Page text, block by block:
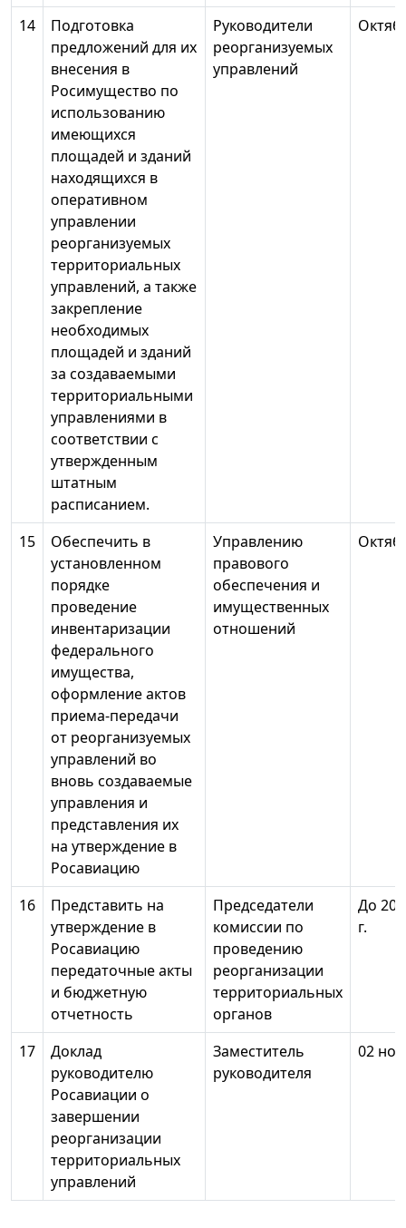
14
Подготовка
предложений для их
внесения в
Росимущество по
использованию
имеющихся
площадей и зданий
находящихся в
оперативном
управлении
реорганизуемых
территориальных
управлений, а также
закрепление
необходимых
площадей и зданий
за создаваемыми
территориальными
управлениями в
соответствии с
утвержденным
штатным
расписанием.
Руководители
реорганизуемых
управлений
15
Обеспечить в
установленном
порядке
проведение
инвентаризации
федерального
имущества,
оформление актов
приема-передачи
от реорганизуемых
управлений во
вновь создаваемые
управления и
представления их
на утверждение в
Росавиацию
Управлению
правового
обеспечения и
имущественных
отношений
16
Представить на
утверждение в
Росавиацию
передаточные акты
и бюджетную
отчетность
Председатели
комиссии по
проведению
реорганизации
территориальных
органов
До 20
г.
17
Доклад
руководителю
Росавиации о
завершении
реорганизации
территориальных
управлений
Заместитель
руководителя
02